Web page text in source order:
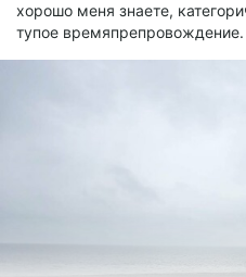
хорошо меня знаете,
тупое времяпрепровождение.